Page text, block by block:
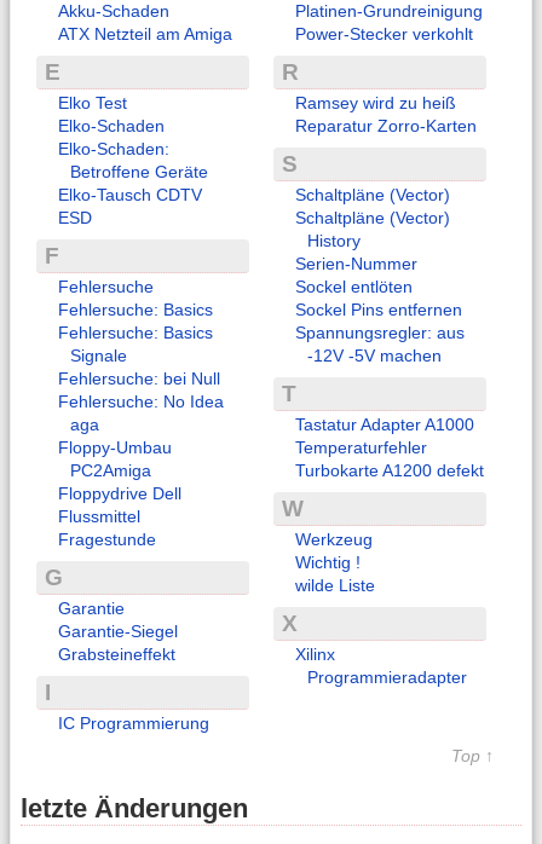
Akku-Schaden
ATX Netzteil am Amiga
E
Elko Test
Elko-Schaden
Elko-Schaden:
Betroffene Geräte
Elko-Tausch CDTV
ESD
F
Fehlersuche
Fehlersuche: Basics
Fehlersuche: Basics
Signale
Fehlersuche: bei Null
Fehlersuche: No Idea
aga
Floppy-Umbau
PC2Amiga
Floppydrive Dell
Flussmittel
Fragestunde
G
Garantie
Garantie-Siegel
Grabsteineffekt
I
IC Programmierung
Platinen-Grundreinigung
Power-Stecker verkohlt
R
Ramsey wird zu heiß
Reparatur Zorro-Karten
S
Schaltpläne (Vector)
Schaltpläne (Vector)
History
Serien-Nummer
Sockel entlöten
Sockel Pins entfernen
Spannungsregler: aus
-12V -5V machen
T
Tastatur Adapter A1000
Temperaturfehler
Turbokarte A1200 defekt
W
Werkzeug
Wichtig !
wilde Liste
X
Xilinx
Programmieradapter
Top ↑
letzte Änderungen